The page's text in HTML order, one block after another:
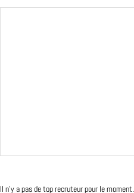
Il n'y a pas de top recruteur pour le moment.